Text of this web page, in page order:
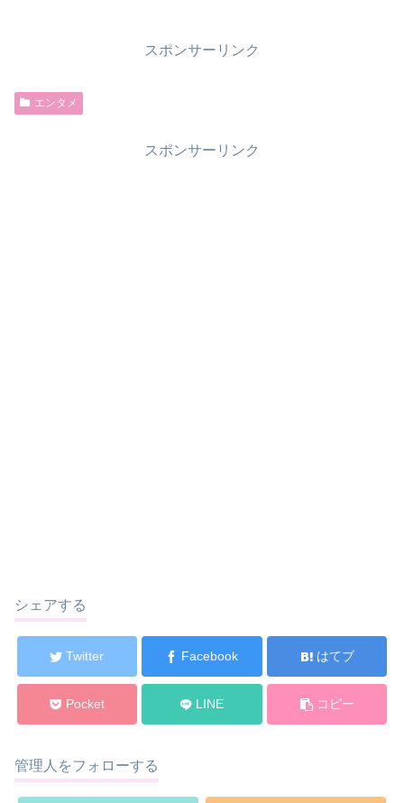
スポンサーリンク
エンタメ
スポンサーリンク
シェアする
Twitter Facebook はてブ
Pocket LINE コピー
管理人をフォローする